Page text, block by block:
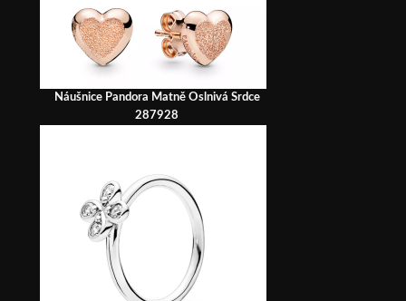
Náušnice Pandora Matně Oslnivá Srdce
287928